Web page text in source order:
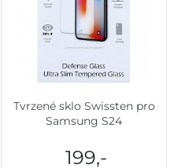
Tvrzené sklo Swissten pro
Samsung S24
199,-